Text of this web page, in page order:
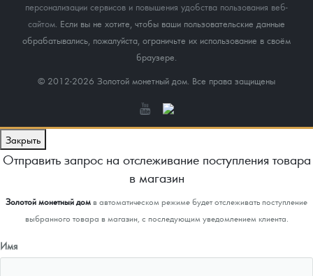
персонализации сервисов и повышения удобства пользования веб-
сайтом. Если вы не хотите, чтобы ваши пользовательские данные
обрабатывались, пожалуйста, ограничьте их использование в своём
браузере.
© 2012-2026 Золотой монетный дом. Все права защищены
Закрыть
Отправить запрос на отслеживание поступления товара
в магазин
Золотой монетный домв автоматическом режиме будет отслеживать поступление
выбранного товара в магазин, с последующим уведомлением клиента.
Имя